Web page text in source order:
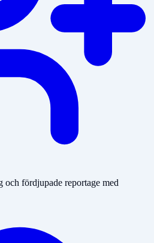
fördjupade reportage med